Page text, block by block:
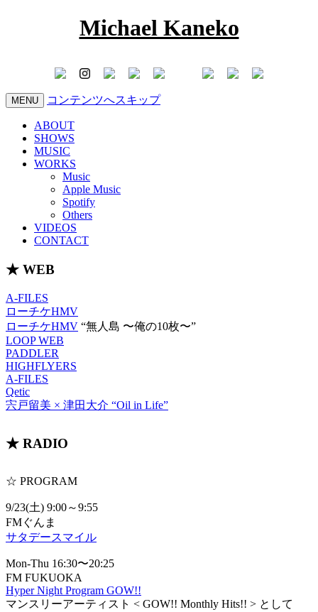
Michael Kaneko
MENU コンテンツへスキップ
ABOUT
SHOWS
MUSIC
WORKS
Music
Apple Music
Spotify
Others
VIDEOS
CONTACT
★ WEB
A-FILES
ローチケHMV
ローチケHMV “無人島 〜俺の10枚〜”
LOOP WEB
PADDLER
HIGHFLYERS
A-FILES
Qetic
宍戸留美 × 津田大介 “Oil in Life”
★ RADIO
☆ PROGRAM
9/23(土) 9:00～9:55
FMぐんま
サタデースマイル
Mon-Thu 16:30〜20:25
FM FUKUOKA
Hyper Night Program GOW!!
マンスリーアーティスト < GOW!! Monthly Hits!! > として